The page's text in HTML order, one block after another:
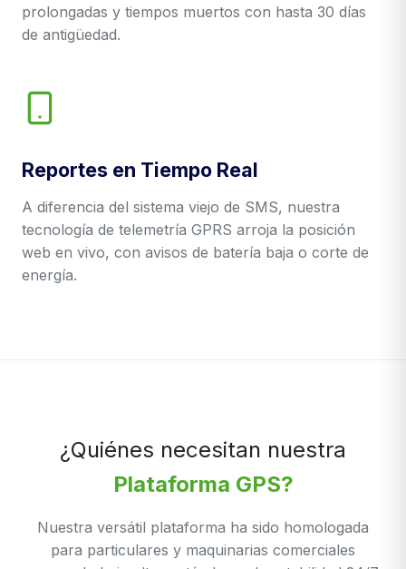
prolongadas y tiempos muertos con hasta 30 días
de antigüedad.
Reportes en Tiempo Real
A diferencia del sistema viejo de SMS, nuestra
tecnología de telemetría GPRS arroja la posición
web en vivo, con avisos de batería baja o corte de
energía.
¿Quiénes necesitan nuestra
Plataforma GPS?
Nuestra versátil plataforma ha sido homologada
para particulares y maquinarias comerciales